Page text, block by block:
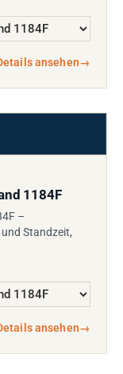
ansehen→
1184F
–
Standzeit,
ansehen→